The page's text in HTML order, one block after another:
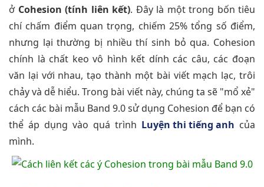
ở Cohesion (tính liên kết). Đây là một trong bốn tiêu
chí chấm điểm quan trọng, chiếm 25% tổng số điểm,
nhưng lại thường bị nhiều thí sinh bỏ qua. Cohesion
chính là chất keo vô hình kết dính các câu, các đoạn
văn lại với nhau, tạo thành một bài viết mạch lạc, trôi
chảy và dễ hiểu. Trong bài viết này, chúng ta sẽ "mổ xẻ"
cách các bài mẫu Band 9.0 sử dụng Cohesion để bạn có
thể áp dụng vào quá trình Luyện thi tiếng anh của
mình.